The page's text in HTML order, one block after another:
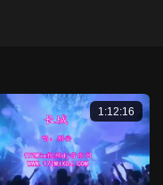
- 有多少爱可以重来(Dj
的朋友，一起来分享！
- 有多少爱可以重来(Dj
误，清晰度不够或无法
， 谢谢！
1:12:16